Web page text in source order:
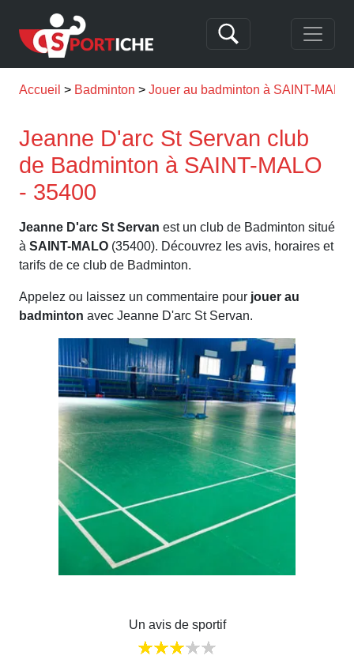
Accueil Badminton Jouer au badminton à SAINT-MALO
Jeanne D'arc St Servan club
de Badminton à SAINT-MALO
- 35400
Jeanne D'arc St Servan est un club de Badminton situé
à SAINT-MALO (35400). Découvrez les avis, horaires et
tarifs de ce club de Badminton.
Appelez ou laissez un commentaire pour jouer au
badminton avec Jeanne D'arc St Servan.
Un avis de sportif